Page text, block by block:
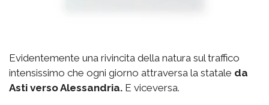
Evidentemente una rivincita della natura sul traffico
intensissimo che ogni giorno attraversa la statale da
Asti verso Alessandria. E viceversa.